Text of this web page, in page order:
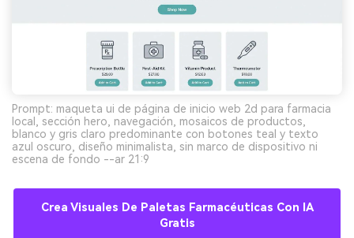
Prompt: maqueta ui de página de inicio web 2d para farmacia
local, sección hero, navegación, mosaicos de productos,
blanco y gris claro predominante con botones teal y texto
azul oscuro, diseño minimalista, sin marco de dispositivo ni
escena de fondo --ar 21:9
Crea Visuales De Paletas Farmacéuticas Con IA
Gratis